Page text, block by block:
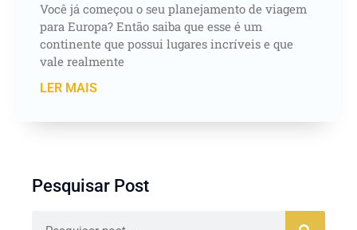
Você já começou o seu planejamento de viagem
para Europa? Então saiba que esse é um
continente que possui lugares incríveis e que
vale realmente
LER MAIS
Pesquisar Post